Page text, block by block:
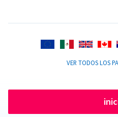
VER TODOS LOS